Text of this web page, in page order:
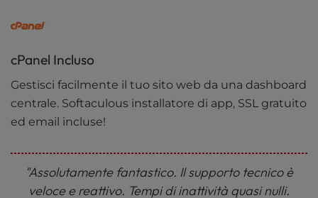
cPanel Incluso
Gestisci facilmente il tuo sito web da una dashboard
centrale. Softaculous installatore di app, SSL gratuito
ed email incluse!
"Assolutamente fantastico. Il supporto tecnico è
veloce e reattivo. Tempi di inattività quasi nulli.